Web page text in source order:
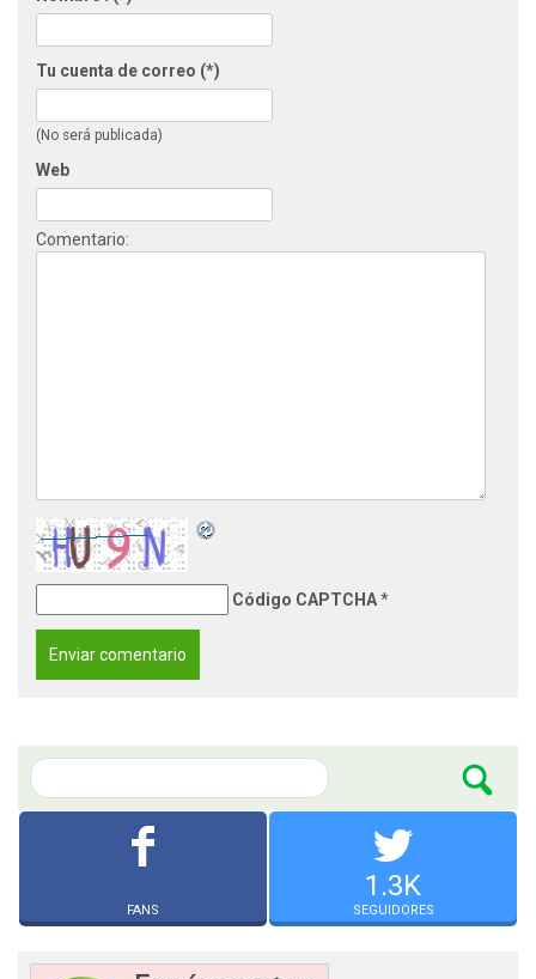
Tu cuenta de correo (*)
(No será publicada)
Web
Comentario:
Código CAPTCHA*
FANS
1.3K
SEGUIDORES